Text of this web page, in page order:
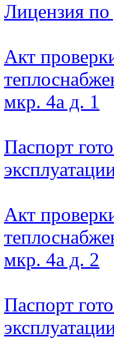
Лицензия по
Акт
мкр. 4а д. 1
Паспорт
Акт
мкр. 4а д. 2
Паспорт